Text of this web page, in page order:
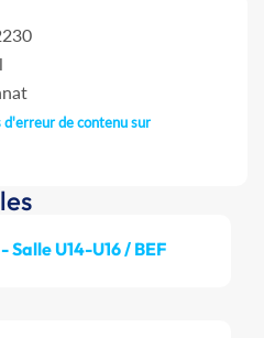
d'erreur de contenu sur
Salle U14-U16 / BEF